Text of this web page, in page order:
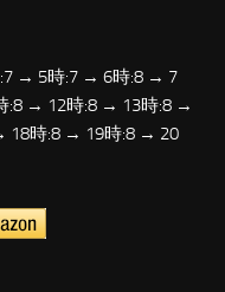
→ 5時:7 → 6時:8 → 7
:8 → 12時:8 → 13時:8 →
18時:8 → 19時:8 → 20